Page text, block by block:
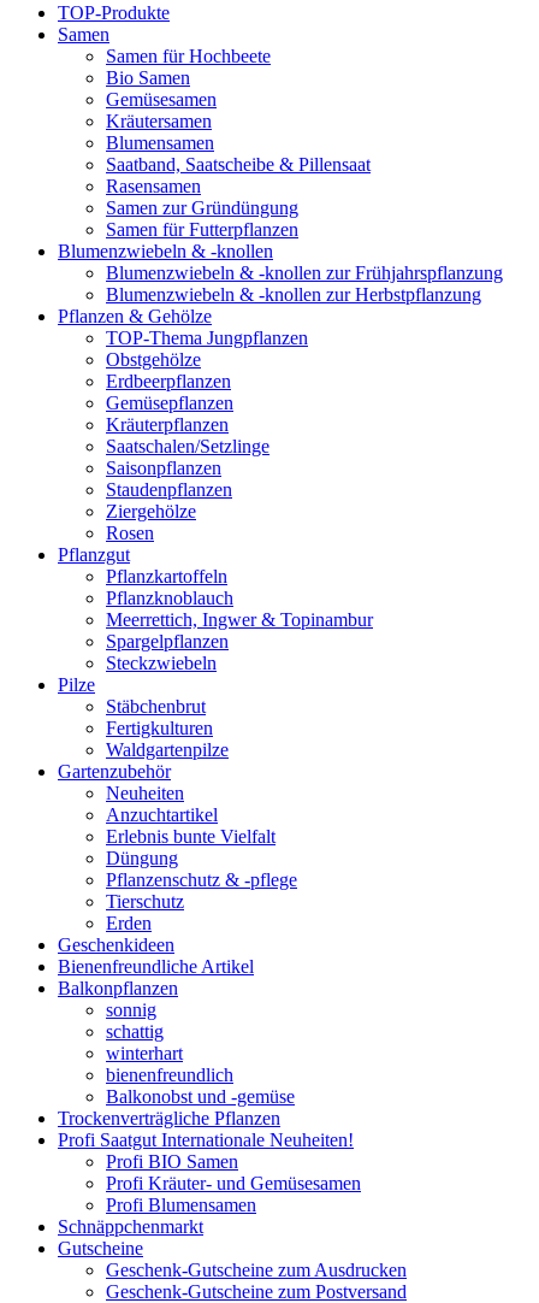
TOP-Produkte
Samen
Samen für Hochbeete
Bio Samen
Gemüsesamen
Kräutersamen
Blumensamen
Saatband, Saatscheibe & Pillensaat
Rasensamen
Samen zur Gründüngung
Samen für Futterpflanzen
Blumenzwiebeln & -knollen
Blumenzwiebeln & -knollen zur Frühjahrspflanzung
Blumenzwiebeln & -knollen zur Herbstpflanzung
Pflanzen & Gehölze
TOP-Thema Jungpflanzen
Obstgehölze
Erdbeerpflanzen
Gemüsepflanzen
Kräuterpflanzen
Saatschalen/Setzlinge
Saisonpflanzen
Staudenpflanzen
Ziergehölze
Rosen
Pflanzgut
Pflanzkartoffeln
Pflanzknoblauch
Meerrettich, Ingwer & Topinambur
Spargelpflanzen
Steckzwiebeln
Pilze
Stäbchenbrut
Fertigkulturen
Waldgartenpilze
Gartenzubehör
Neuheiten
Anzuchtartikel
Erlebnis bunte Vielfalt
Düngung
Pflanzenschutz & -pflege
Tierschutz
Erden
Geschenkideen
Bienenfreundliche Artikel
Balkonpflanzen
sonnig
schattig
winterhart
bienenfreundlich
Balkonobst und -gemüse
Trockenverträgliche Pflanzen
Profi Saatgut Internationale Neuheiten!
Profi BIO Samen
Profi Kräuter- und Gemüsesamen
Profi Blumensamen
Schnäppchenmarkt
Gutscheine
Geschenk-Gutscheine zum Ausdrucken
Geschenk-Gutscheine zum Postversand